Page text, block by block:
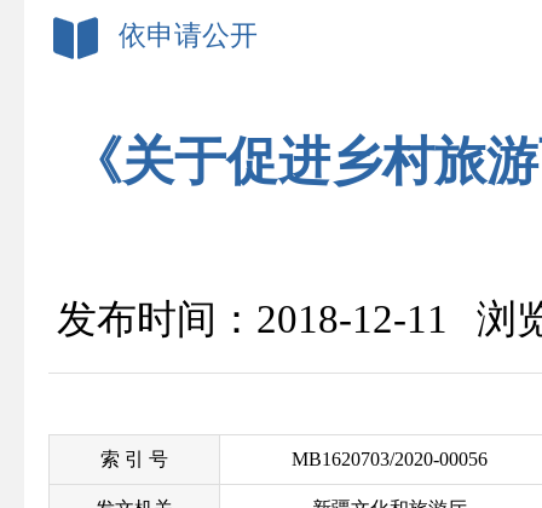
依申请公开
《关于促进乡村旅
发布时间：2018-12-11 浏
索 引 号 MB1620703/2020-00056